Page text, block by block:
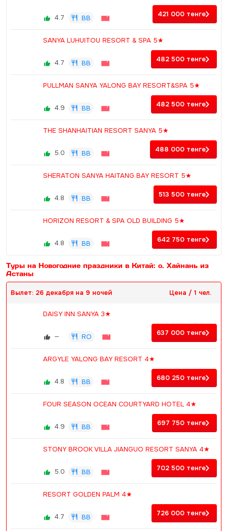
4.7 BB 421 000 тенге
SANYA LUHUITOU RESORT & SPA 5★
4.7 BB 482 500 тенге
PULLMAN SANYA YALONG BAY RESORT&SPA 5★
4.9 BB 482 500 тенге
THE SHANHAITIAN RESORT SANYA 5★
5.0 BB 488 000 тенге
SHERATON SANYA HAITANG BAY RESORT 5★
4.8 BB 513 500 тенге
HORIZON RESORT & SPA OLD BUILDING 5★
4.8 BB 642 750 тенге
Туры на Новогодние праздники в Китай: о. Хайнань из
Астаны
Вылет: 26 декабря на 9 ночей Цена / 1 чел.
DAISY INN SANYA 3★
— RO 637 000 тенге
ARGYLE YALONG BAY RESORT 4★
4.8 BB 680 250 тенге
FOUR SEASON OCEAN COURTYARD HOTEL 4★
4.9 BB 697 750 тенге
STONY BROOK VILLA JIANGUO RESORT SANYA 4★
5.0 BB 702 500 тенге
RESORT GOLDEN PALM 4★
4.7 BB 726 000 тенге